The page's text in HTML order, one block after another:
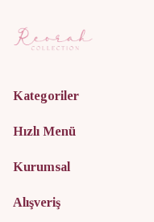
Kategoriler
Hızlı Menü
Kurumsal
Alışveriş